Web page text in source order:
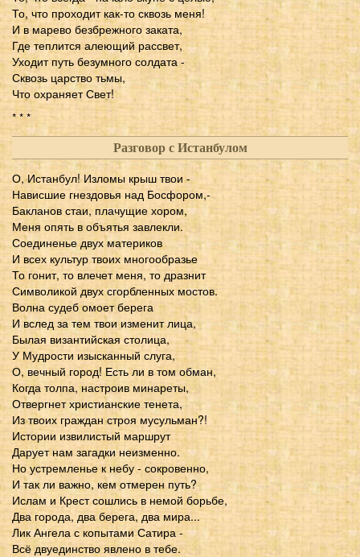
То, что проходит как-то сквозь меня!
И в марево безбрежного заката,
Где теплится алеющий рассвет,
Уходит путь безумного солдата -
Сквозь царство тьмы,
Что охраняет Свет!
* * *
Разговор с Истанбулом
О, Истанбул! Изломы крыш твои -
Нависшие гнездовья над Босфором,-
Бакланов стаи, плачущие хором,
Меня опять в объятья завлекли.
Соединенье двух материков
И всех культур твоих многообразье
То гонит, то влечет меня, то дразнит
Символикой двух сгорбленных мостов.
Волна судеб омоет берега
И вслед за тем твои изменит лица,
Былая византийская столица,
У Мудрости изысканный слуга,
О, вечный город! Есть ли в том обман,
Когда толпа, настроив минареты,
Отвергнет христианские тенета,
Из твоих граждан строя мусульман?!
Истории извилистый маршрут
Дарует нам загадки неизменно.
Но устремленье к небу - сокровенно,
И так ли важно, кем отмерен путь?
Ислам и Крест сошлись в немой борьбе,
Два города, два берега, два мира...
Лик Ангела с копытами Сатира -
Всё двуединство явлено в тебе.